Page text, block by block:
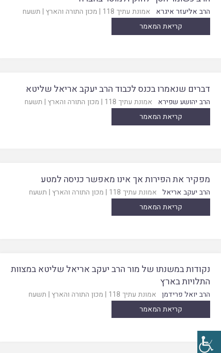
הרב אליעזר איגרא אמונת עתיך 118 | מכון התורה והארץ | תשעח
קריאת המאמר
דברים שנאמרו בכנס לכבוד הרב יעקב אריאל שליטא
הרב יהושע שפירא אמונת עתיך 118 | מכון התורה והארץ | תשעח
קריאת המאמר
מפקיר את הפירות אך אינו מאפשר כניסה למטע
הרב יעקב אריאל אמונת עתיך 118 | מכון התורה והארץ | תשעח
קריאת המאמר
נקודות במשנתו של מור הרב יעקב אריאל שליטא במצוות
התלויות בארץ
הרב יואל פרידמן אמונת עתיך 118 | מכון התורה והארץ | תשעח
קריאת המאמר